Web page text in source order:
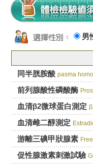
男
同半胱胺酸 pasma
前列腺酸性磷酸酶
血清β2微球蛋白測定
血清雌二醇測定
游離三碘甲狀腺素
促性腺激素刺激試驗